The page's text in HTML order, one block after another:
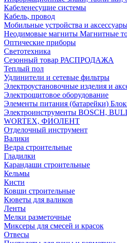
Кабеленесущие системы
Кабель, провод
Мобильные устройства и
Неодимовые магниты Магнитные
Оптические приборы
Светотехника
Сезонный товар РАСПРОДАЖА
Теплый пол
Удлинители и сетевые фильтры
Электроустановочные изделия и
Электрощитовое оборудование
Элементы питания (батарейки)
Электроинструменты BOSCH,
WORTEX, ФИОЛЕНТ
Отделочный инструмент
Валики
Ведра строительные
Гладилки
Карандаши строительные
Кельмы
Кисти
Ковши строительные
Кюветы для валиков
Ленты
Мелки разметочные
Миксеры для смесей и красок
Отвесы